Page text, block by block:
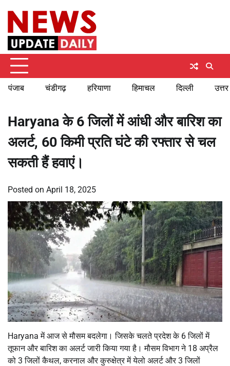
content
पंजाब चंडीगढ़ हरियाणा हिमाचल दिल्ली
Haryana के 6 जिलों में आंधी और बारिश का
अलर्ट, 60 किमी प्रति घंटे की रफ्तार से चल
सकती हैं हवाएं।
Posted on April 18, 2025
Haryana में आज से मौसम बदलेगा। जिसके चलते प्रदेश के 6 जिलों में
तूफान और बारिश का अलर्ट जारी किया गया है। मौसम विभाग ने 18 अप्रैल
को 3 जिलों कैथल, करनाल और कुरुक्षेत्र में येलो अलर्ट और 3 जिलों